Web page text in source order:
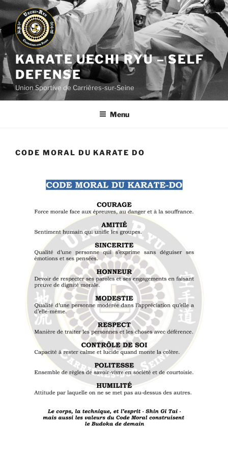
Aller
au
contenu
principal
KARATE UECHI RYU – SELF
DEFENSE
Union Sportive de Carrières-sur-Seine
Menu
CODE MORAL DU KARATE DO